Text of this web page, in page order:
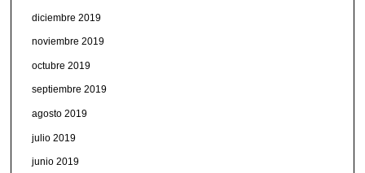
diciembre 2019
noviembre 2019
octubre 2019
septiembre 2019
agosto 2019
julio 2019
junio 2019